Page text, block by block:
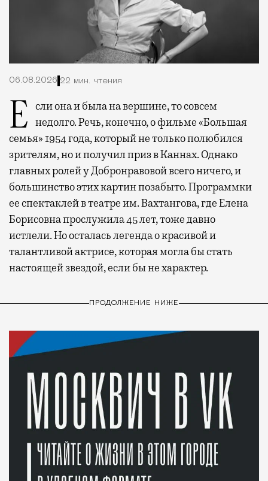
06.08.2026 22 мин. чтения
Если она и была на вершине, то совсем недолго. Речь, конечно, о фильме «Большая
семья» 1954 года, который не только полюбился
зрителям, но и получил приз в Каннах. Однако
главных ролей у Добронравовой всего ничего, и
большинство этих картин позабыто. Программки
ее спектаклей в театре им. Вахтангова, где Елена
Борисовна прослужила 45 лет, тоже давно
истлели. Но осталась легенда о красивой и
талантливой актрисе, которая могла бы стать
настоящей звездой, если бы не характер.
ПРОДОЛЖЕНИЕ НИЖЕ